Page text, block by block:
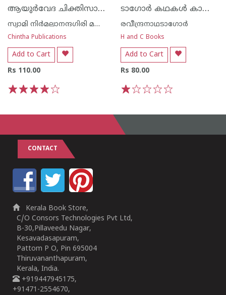
ആയുര്‍വേദ ചിക്തിസാശാസ്ത്രം
സ്വാമി നിര്‍മലാനന്ദഗിരി മഹരാജ്‌
Chintha Publications
Add to Cart
Rs 110.00
ടാഗോര്‍ കഥകള്‍ കാബുളിവാലയും മറ്റുകഥകളും
രവീന്ദ്രനാഥടാഗോര്‍
H and C Books
Add to Cart
Rs 80.00
CONTACT
Kerala Book Store,
C/O Consors Technologies Pvt Ltd,
B-30,Pillaveedu Nagar,
Kesavadasapuram,
Pattom P O, Pin 695004
Thiruvananthapuram,
Kerala, India.
+919447945175,
+91471-2554670,